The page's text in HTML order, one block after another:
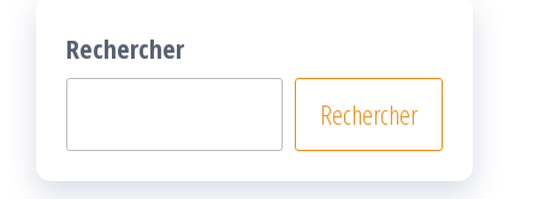
Rechercher
Rechercher